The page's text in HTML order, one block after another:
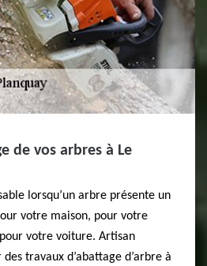
de vos arbres à Le
lorsqu’un arbre présente un
votre maison, pour votre
votre voiture. Artisan
travaux d’abattage d’arbre à